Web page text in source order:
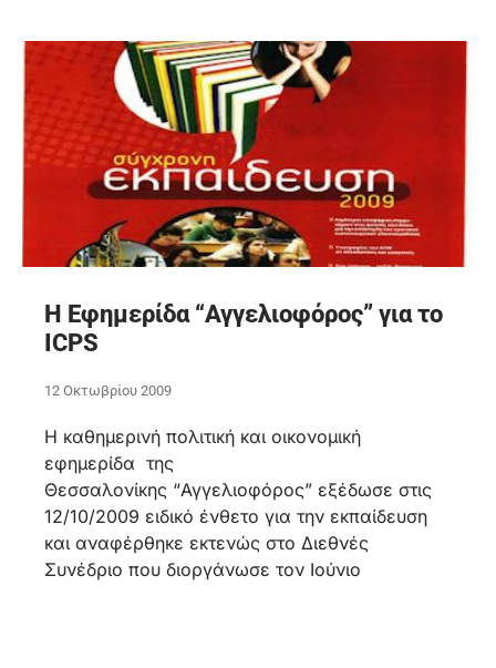
Η Εφημερίδα “Αγγελιοφόρος” για το
ICPS
12 Οκτωβρίου 2009
H καθημερινή πολιτική και οικονομική
εφημερίδα της
Θεσσαλονίκης “Αγγελιοφόρος” εξέδωσε στις
12/10/2009 ειδικό ένθετο για την εκπαίδευση
και αναφέρθηκε εκτενώς στο Διεθνές
Συνέδριο που διοργάνωσε τον Ιούνιο